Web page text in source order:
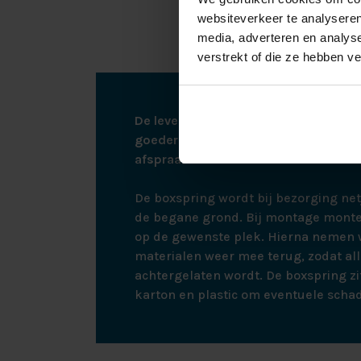
websiteverkeer te
media, adverteren en
verstrekt of die ze hebben
materialen
De levering vindt plaats via een
goederen kunnen leveren zullen wij u
afspraak te maken.
De boxspring wordt bij bezorging
de begane grond. Bij montage
op de gewenste plek. Hierna
materialen weer mee terug, zodat
achtergelaten wordt. De boxspring
karton en plastic om eventuele